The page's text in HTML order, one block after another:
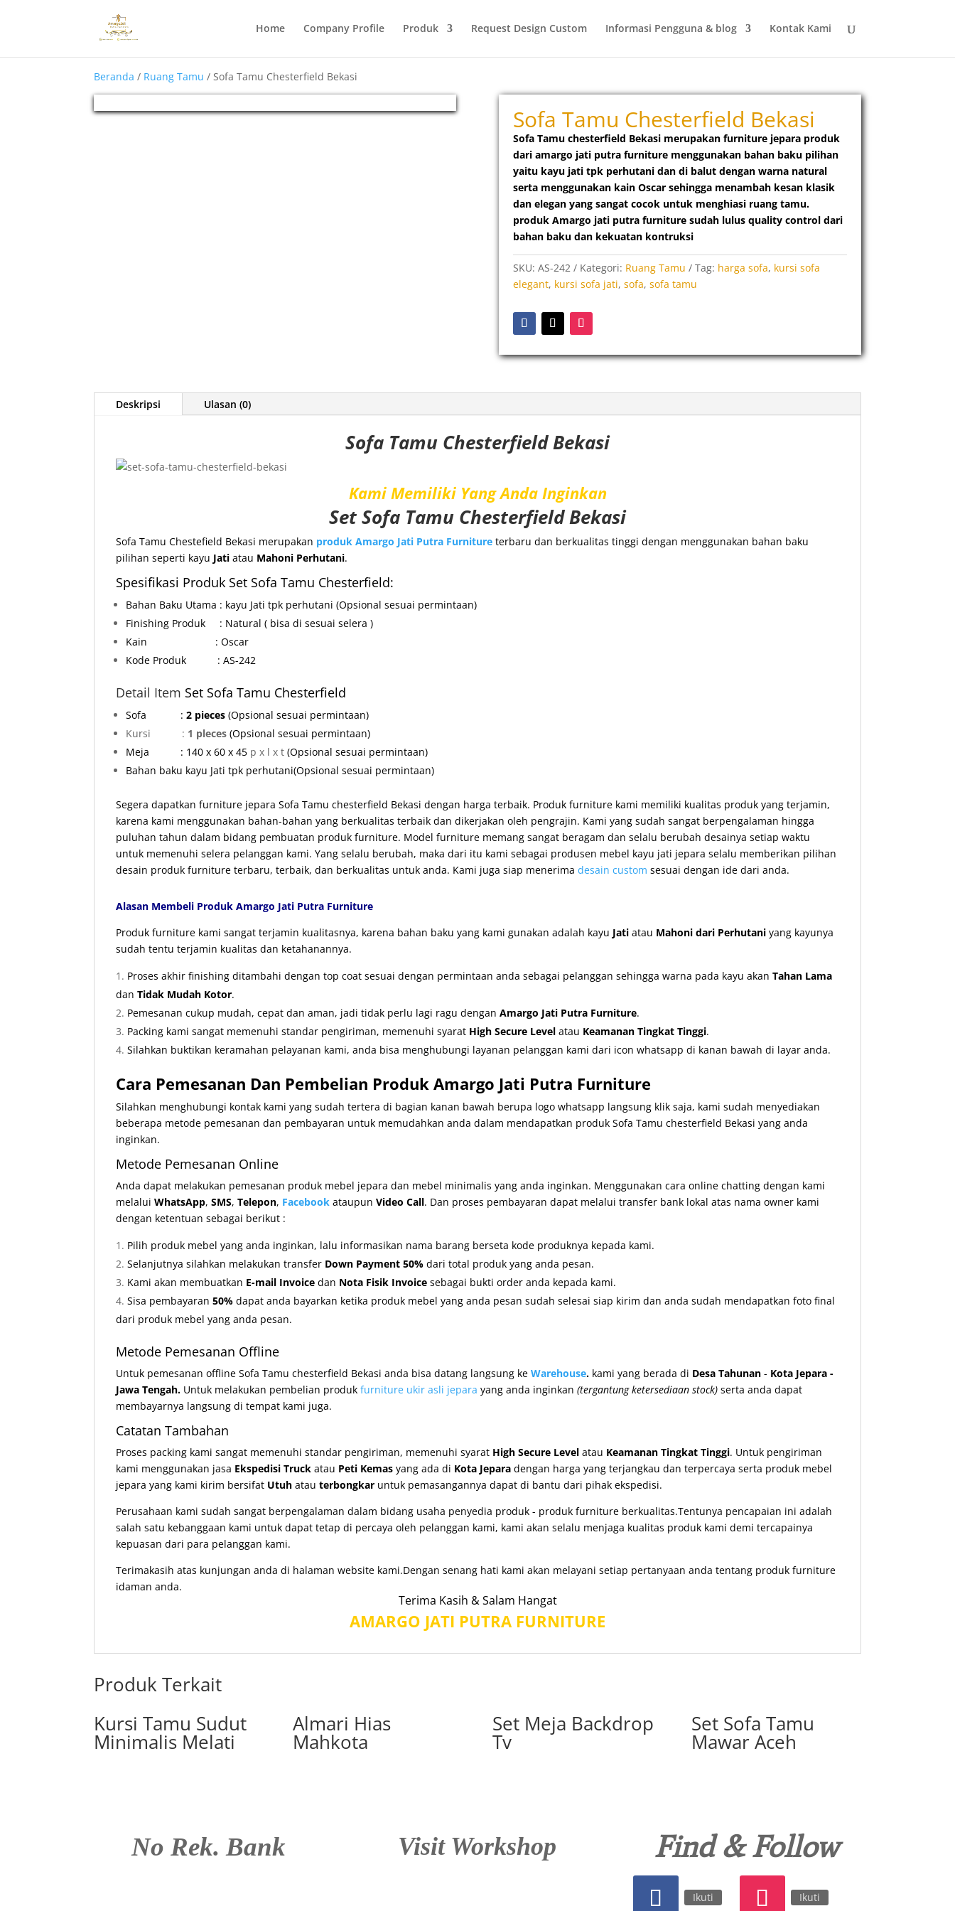
Home Company Profile Produk Request Design Custom Informasi Pengguna & blog Kontak Kami
Beranda / Ruang Tamu / Sofa Tamu Chesterfield Bekasi
Sofa Tamu Chesterfield Bekasi
Sofa Tamu chesterfield Bekasi merupakan furniture jepara produk
dari amargo jati putra furniture menggunakan bahan baku pilihan
yaitu kayu jati tpk perhutani dan di balut dengan warna natural
serta menggunakan kain Oscarsehingga menambah kesan klasik
dan elegan yang sangat cocok untuk menghiasi ruang tamu.
produk Amargo jati putra furniture sudah lulus quality control dari
bahan baku dan kekuatan kontruksi
SKU: AS-242 Kategori: Ruang Tamu Tag: harga sofa, kursi sofa
elegant, kursi sofa jati, sofa, sofa tamu
Deskripsi Ulasan (0)
Sofa Tamu Chesterfield Bekasi
Kami Memiliki Yang Anda Inginkan
Set Sofa Tamu Chesterfield Bekasi
Sofa Tamu Chestefield Bekasi merupakan produk Amargo Jati Putra Furniture terbaru dan berkualitas tinggi dengan menggunakan bahan baku
pilihan seperti kayu Jati atau Mahoni Perhutani.
Spesifikasi Produk Set Sofa Tamu Chesterfield:
Bahan Baku Utama : kayu Jati tpk perhutani (Opsional sesuai permintaan)
Finishing Produk : Natural ( bisa di sesuai selera )
Kain : Oscar
Kode Produk : AS-242
Detail Item Set Sofa Tamu Chesterfield
Sofa : 2 pieces (Opsional sesuai permintaan)
Kursi : 1 pleces (Opsional sesuai permintaan)
Meja
: 140 x 60 x 45 p x l x t (Opsional sesuai permintaan)
Bahan baku kayu Jati tpk perhutani(Opsional sesuai permintaan)
Segera dapatkan furniture jepara Sofa Tamu chesterfield Bekasi dengan harga terbaik. Produk furniture kami memiliki kualitas produk yang terjamin,
karena kami menggunakan bahan-bahan yang berkualitas terbaik dan dikerjakan oleh pengrajin. Kami yang sudah sangat berpengalaman hingga
puluhan tahun dalam bidang pembuatan produk furniture. Model furniture memang sangat beragam dan selalu berubah desainya setiap waktu
untuk memenuhi selera pelanggan kami. Yang selalu berubah, maka dari itu kami sebagai produsen mebel kayu jati jepara selalu memberikan pilihan
desain produk furniture terbaru, terbaik, dan berkualitas untuk anda. Kami juga siap menerima desain custom sesuai dengan ide dari anda.
Alasan Membeli Produk Amargo Jati Putra Furniture
Produk furniture kami sangat terjamin kualitasnya, karena bahan baku yang kami gunakan adalah kayu Jati atau Mahoni dari Perhutani yang kayunya
sudah tentu terjamin kualitas dan ketahanannya.
Proses akhir finishing ditambahi dengan top coat sesuai dengan permintaan anda sebagai pelanggan sehingga warna pada kayu akan Tahan Lama
dan Tidak Mudah Kotor.
Pemesanan cukup mudah, cepat dan aman, jadi tidak perlu lagi ragu dengan Amargo Jati Putra Furniture.
Packing kami sangat memenuhi standar pengiriman, memenuhi syarat High Secure Level atau Keamanan Tingkat Tinggi.
Silahkan buktikan keramahan pelayanan kami, anda bisa menghubungi layanan pelanggan kami dari icon whatsapp di kanan bawah di layar anda.
Cara Pemesanan Dan Pembelian Produk Amargo Jati Putra Furniture
Silahkan menghubungi kontak kami yang sudah tertera di bagian kanan bawah berupa logo whatsapp langsung klik saja, kami sudah menyediakan
beberapa metode pemesanan dan pembayaran untuk memudahkan anda dalam mendapatkan produk Sofa Tamu chesterfield Bekasi yang anda
inginkan.
Metode Pemesanan Online
Anda dapat melakukan pemesanan produk mebel jepara dan mebel minimalis yang anda inginkan. Menggunakan cara online chatting dengan kami
melalui WhatsApp, SMS, Telepon, Facebook ataupun Video Call. Dan proses pembayaran dapat melalui transfer bank lokal atas nama owner kami
dengan ketentuan sebagai berikut :
Pilih produk mebel yang anda inginkan, lalu informasikan nama barang berseta kode produknya kepada kami.
Selanjutnya silahkan melakukan transfer Down Payment 50% dari total produk yang anda pesan.
Kami akan membuatkan E-mail Invoice dan Nota Fisik Invoice sebagai bukti order anda kepada kami.
Sisa pembayaran 50% dapat anda bayarkan ketika produk mebel yang anda pesan sudah selesai siap kirim dan anda sudah mendapatkan foto final
dari produk mebel yang anda pesan.
Metode Pemesanan Offline
Untuk pemesanan offline Sofa Tamu chesterfield Bekasi anda bisa datang langsung ke Warehouse. kami yang berada di Desa Tahunan - Kota Jepara -
Jawa Tengah. Untuk melakukan pembelian produk furniture ukir asli jepara yang anda inginkan (tergantung ketersediaan stock) serta anda dapat
membayarnya langsung di tempat kami juga.
Catatan Tambahan
Proses packing kami sangat memenuhi standar pengiriman, memenuhi syarat High Secure Level atau Keamanan Tingkat Tinggi. Untuk pengiriman
kami menggunakan jasa Ekspedisi Truck atau Peti Kemas yang ada di Kota Jepara dengan harga yang terjangkau dan terpercaya serta produk mebel
jepara yang kami kirim bersifat Utuh atau terbongkar untuk pemasangannya dapat di bantu dari pihak ekspedisi.
Perusahaan kami sudah sangat berpengalaman dalam bidang usaha penyedia produk - produk furniture berkualitas.Tentunya pencapaian ini adalah
salah satu kebanggaan kami untuk dapat tetap di percaya oleh pelanggan kami, kami akan selalu menjaga kualitas produk kami demi tercapainya
kepuasan dari para pelanggan kami.
Terimakasih atas kunjungan anda di halaman website kami.Dengan senang hati kami akan melayani setiap pertanyaan anda tentang produk furniture
idaman anda.
Terima Kasih & Salam Hangat
AMARGO JATI PUTRA FURNITURE
Produk Terkait
Kursi Tamu Sudut
Minimalis Melati
Almari Hias
Mahkota
Set Meja Backdrop
Tv
Set Sofa Tamu
Mawar Aceh
No Rek. Bank Visit Workshop Find & Follow
Ikuti Ikuti